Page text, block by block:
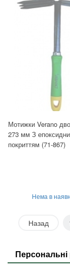
Мотижки Verano
273 мм З
покриттям (71-867)
Нема в
Назад
Персональні